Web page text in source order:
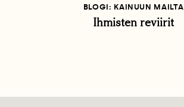
BLOGI: KAINUUN MAILTA
Ihmisten reviirit